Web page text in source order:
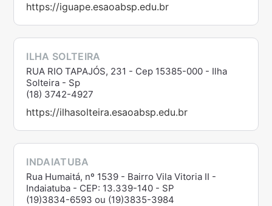
https://iguape.esaoabsp.edu.br
ILHA SOLTEIRA
RUA RIO TAPAJÓS, 231 - Cep 15385-000 - Ilha
Solteira - Sp
(18) 3742-4927
https://ilhasolteira.esaoabsp.edu.br
INDAIATUBA
Rua Humaitá, nº 1539 - Bairro Vila Vitoria II -
Indaiatuba - CEP: 13.339-140 - SP
(19)3834-6593 ou (19)3835-3984